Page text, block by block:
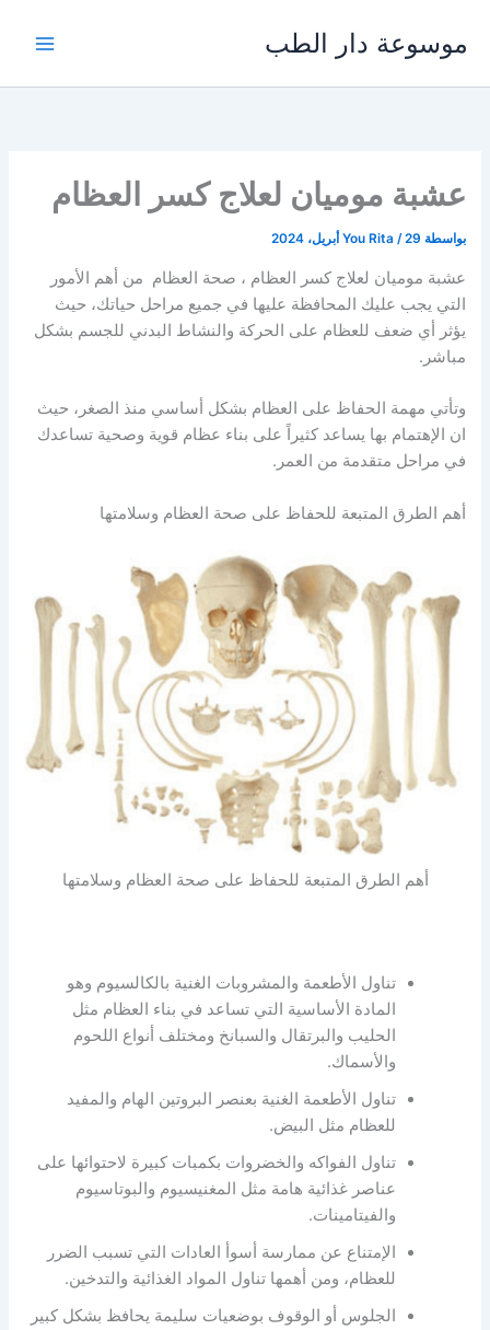
المحتوى
موسوعة دار الطب
عشبة موميان لعلاج كسر العظام
بواسطة You Rita /29 أبريل، 2024
عشبة موميان لعلاج كسر العظام ، صحة العظام من أهم الأمور
التي يجب عليك المحافظة عليها في جميع مراحل حياتك، حيث
يؤثر أي ضعف للعظام على الحركة والنشاط البدني للجسم بشكل
مباشر.
وتأتي مهمة الحفاظ على العظام بشكل أساسي منذ الصغر، حيث
ان الإهتمام بها يساعد كثيراً على بناء عظام قوية وصحية تساعدك
في مراحل متقدمة من العمر.
أهم الطرق المتبعة للحفاظ على صحة العظام وسلامتها
أهم الطرق المتبعة للحفاظ على صحة العظام وسلامتها
تناول الأطعمة والمشروبات الغنية بالكالسيوم وهو
المادة الأساسية التي تساعد في بناء العظام مثل
الحليب والبرتقال والسبانخ ومختلف أنواع اللحوم
والأسماك.
تناول الأطعمة الغنية بعنصر البروتين الهام والمفيد
للعظام مثل البيض.
تناول الفواكه والخضروات بكمبات كبيرة لاحتوائها على
عناصر غذائية هامة مثل المغنيسيوم والبوتاسيوم
والفيتامينات.
الإمتناع عن ممارسة أسوأ العادات التي تسبب الضرر
للعظام، ومن أهمها تناول المواد الغذائية والتدخين.
الجلوس أو الوقوف بوضعيات سليمة يحافظ بشكل كبير